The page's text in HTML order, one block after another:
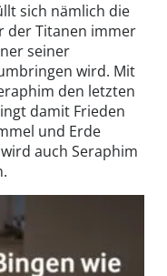
sich nämlich die
der Titanen immer
seiner
wird. Mit
den letzten
damit Frieden
und Erde
auch Seraphim